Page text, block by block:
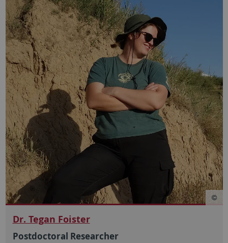
Dr. Tegan Foister
Postdoctoral Researcher